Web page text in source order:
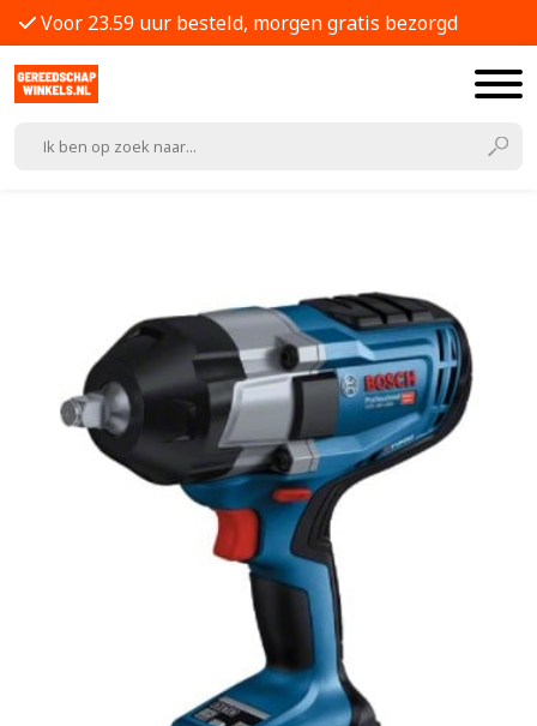
Voor 23.59 uur besteld, morgen gratis bezorgd